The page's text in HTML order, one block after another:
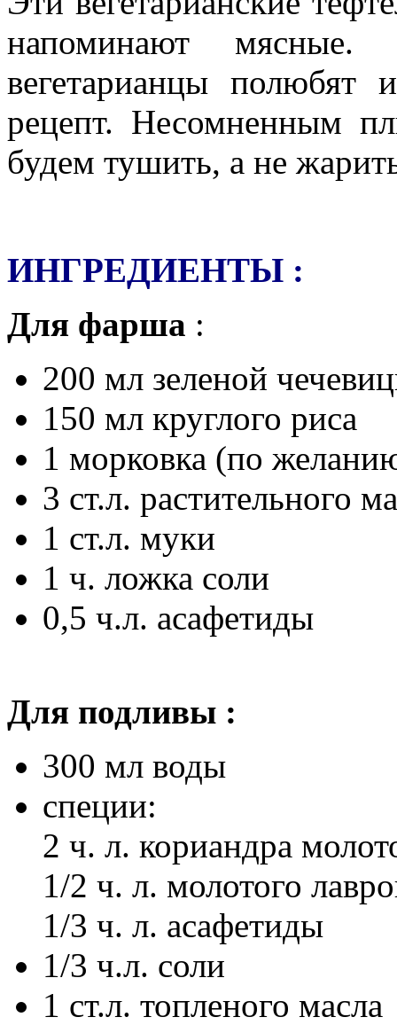
напоминают
вегетарианцы
рецепт. Несомненным
будем тушить, а не
ИНГРЕДИЕНТЫ :
Для фарша :
200 мл зеленой
150 мл круглого риса
1 морковка (по
3 ст.л. растительного
1 ст.л. муки
1 ч. ложка соли
0,5 ч.л. асафетиды
Для подливы :
300 мл воды
специи:
2 ч. л. кориандра
1/2 ч. л. молотого
1/3 ч. л. асафетиды
1/3 ч.л. соли
1 ст.л. топленого масла